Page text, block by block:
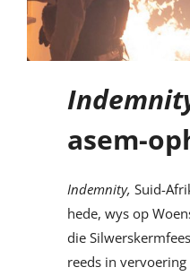
asem-
Indemnity, Suid-
hede, wys op
die
reeds in